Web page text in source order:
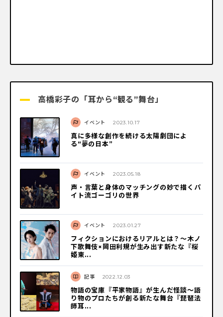
高橋彩子の「耳から“観る”舞台」
イベント 2023.10.17
真に多様な創作を続ける太陽劇団によ
る“夢の日本”
イベント 2023.05.18
声・言葉と身体のマッチングの妙で描くパ
イト流ゴーゴリの世界
イベント 2023.01.27
フィクションにおけるリアルとは？〜木ノ
下歌舞伎×岡田利規が生み出す新たな『桜
姫東...
記事 2022.12.03
物語の宝庫『平家物語』が生んだ怪談〜語
り物のプロたちが創る新たな舞台『琵琶法
師耳...